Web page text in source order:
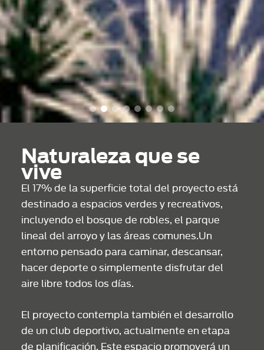
Naturaleza que se
vive
El 17% de la superficie total del proyecto está
destinado a espacios verdes y recreativos,
incluyendo el bosque de robles, el parque
lineal del arroyo y las áreas comunes.Un
entorno pensado para caminar, descansar,
hacer deporte o simplemente disfrutar del
aire libre todos los días.
El proyecto contempla también el desarrollo
de un club deportivo, actualmente en etapa
de planificación. Este espacio promoverá un